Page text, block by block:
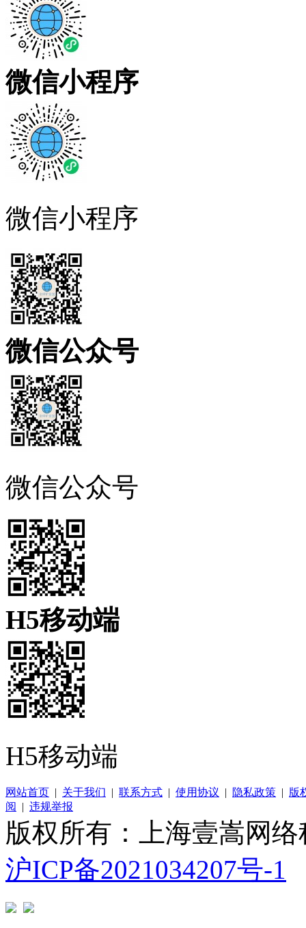
微信小程序
微信小程序
微信公众号
微信公众号
H5移动端
H5移动端
网站首页 | 关于我们 | 联系方式 | 使用协议 | 隐私政策 | 版
阅
| 违规举报
版权所有：上海壹嵩网
沪ICP备2021034207号-1